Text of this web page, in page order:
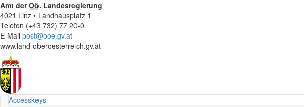
Amt derOö. Landesregierung
4021 Linz • Landhausplatz 1
Telefon (+43 732) 77 20-0
E-Mail post@ooe.gv.at
www.land-oberoesterreich.gv.at
Accesskeys